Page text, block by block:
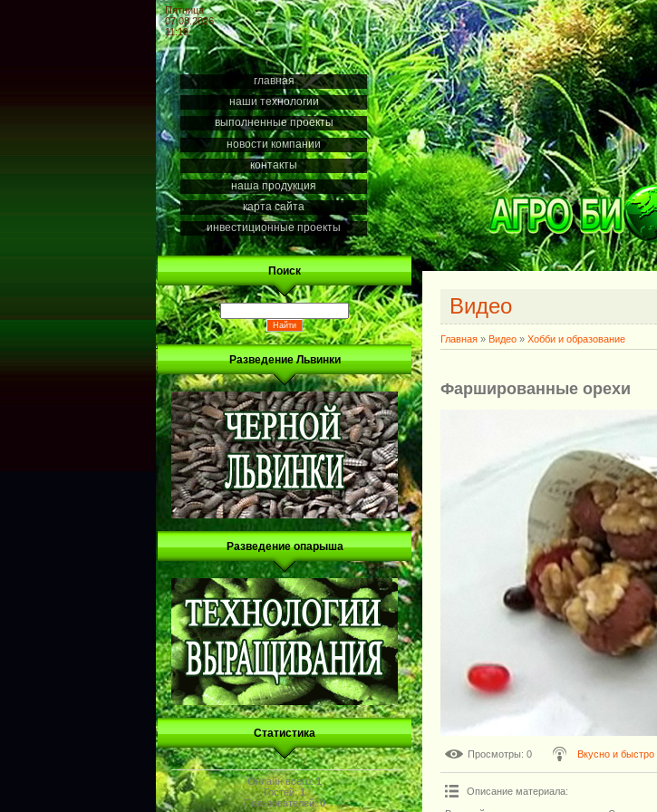
Пятница
07.08.2026
11:19
главная
наши технологии
выполненные проекты
новости компании
контакты
наша продукция
карта сайта
инвестиционные проекты
Поиск
Разведение Львинки
Разведение опарыша
Статистика
Онлайн всего:1
Гостей:1
Пользователей:0
Видео
Главная » Видео » Хобби и образование
Фаршированные орехи
Просмотры: 0 Вкусно и быстро
Описание материала: